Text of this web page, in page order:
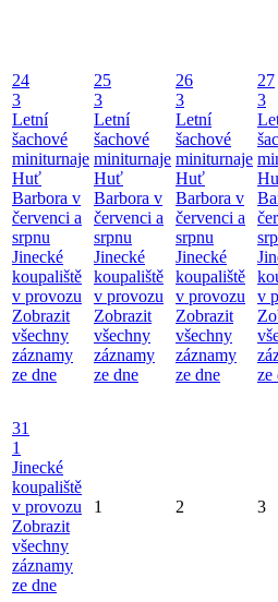
24
3
Letní
šachové
miniturnaje
Huť
Barbora v
červenci a
srpnu
Jinecké
koupaliště
v provozu
Zobrazit
všechny
záznamy
ze dne
25
3
Letní
šachové
miniturnaje
Huť
Barbora v
červenci a
srpnu
Jinecké
koupaliště
v provozu
Zobrazit
všechny
záznamy
ze dne
26
3
Letní
šachové
miniturnaje
Huť
Barbora v
červenci a
srpnu
Jinecké
koupaliště
v provozu
Zobrazit
všechny
záznamy
ze dne
27
3
v
ze
31
1
Jinecké
koupaliště
v provozu
Zobrazit
všechny
záznamy
ze dne
1 2 3